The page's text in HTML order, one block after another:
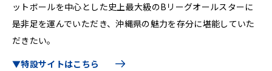
ットボールを中心とした史上最大級のBリーグオールスターに
是非足を運んでいただき、沖縄県の魅力を存分に堪能していた
だきたい。
▼特設サイトはこちら